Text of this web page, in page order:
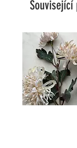
Související